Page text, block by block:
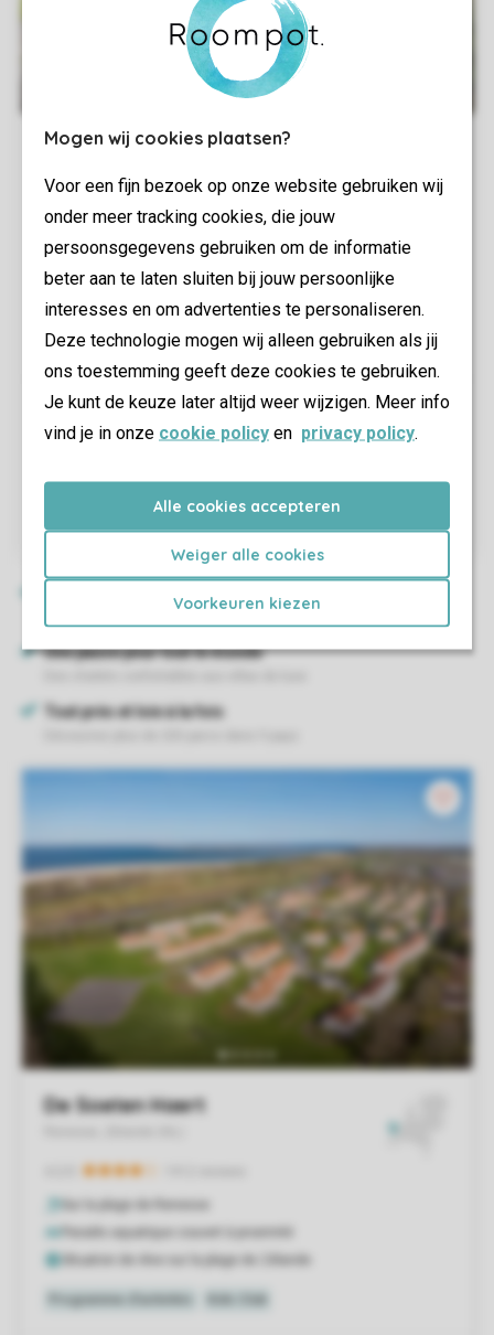
Mogen wij cookies plaatsen?
Voor een fijn bezoek op onze website gebruiken wij
onder meer tracking cookies, die jouw
persoonsgegevens gebruiken om de informatie
beter aan te laten sluiten bij jouw persoonlijke
interesses en om advertenties te personaliseren.
Deze technologie mogen wij alleen gebruiken als jij
ons toestemming geeft deze cookies te gebruiken.
Je kunt de keuze later altijd weer wijzigen. Meer info
vind je in onze cookie policy en privacy policy.
Alle cookies accepteren
Weiger alle cookies
Voorkeuren kiezen